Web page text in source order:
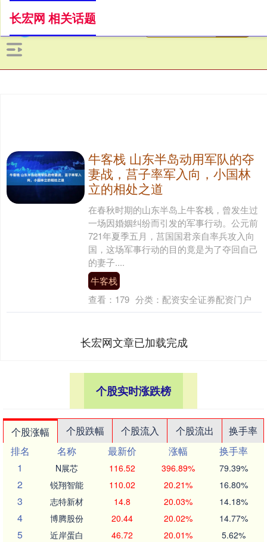
长宏网 相关话题
牛客栈 山东半岛动用军队的夺
妻战，莒子率军入向，小国林
立的相处之道
在春秋时期的山东半岛上牛客栈，曾发生过
一场因婚姻纠纷而引发的军事行动。公元前
721年夏季五月，莒国国君亲自率兵攻入向
国，这场军事行动的目的竟是为了夺回自己
的妻子....
牛客栈
查看： 179 分类： 配资安全证券配资门户
长宏网文章已加载完成
个股实时涨跌榜
个股涨幅 个股跌幅 个股流入 个股流出
换手率
排名
名称 最新价 涨幅
换手率
1
N展芯 116.52 396.89% 79.39%
2 锐翔智能 110.02 20.21% 16.80%
3 志特新材 14.8 20.03% 14.18%
4 博腾股份 20.44 20.02% 14.77%
5 近岸蛋白 46.72 20.01% 5.62%